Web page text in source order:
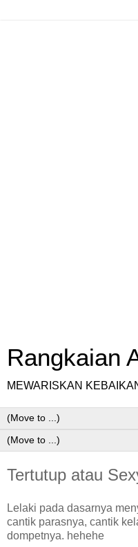
Rangkaian
MEWARISKAN
Tertutup atau
Lelaki pada dasarnya
cantik parasnya, cantik
dompetnya. hehehe